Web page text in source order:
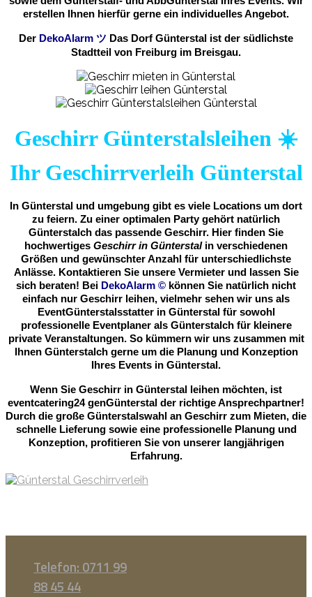
erstellen Ihnen hierfür gerne ein individuelles Angebot.
Der DekoAlarm ツ Das Dorf Günterstal ist der südlichste
Stadtteil von Freiburg im Breisgau.
Geschirr Günterstalsleihen ☀️
Ihr Geschirrverleih Günterstal
In Günterstal und umgebung gibt es viele Locations um dort
zu feiern. Zu einer optimalen Party gehört natürlich
Günterstalch das passende Geschirr. Hier finden Sie
hochwertiges Geschirr in Günterstalin verschiedenen
Größen und gewünschter Anzahl für unterschiedlichste
Anlässe. Kontaktieren Sie unsere Vermieter und lassen Sie
sich beraten! Bei DekoAlarm © können Sie natürlich nicht
einfach nur Geschirr leihen, vielmehr sehen wir uns als
EventGünterstalsstatter in Günterstal für sowohl
professionelle Eventplaner als Günterstalch für kleinere
private Veranstaltungen. So kümmern wir uns zusammen mit
Ihnen Günterstalch gerne um die Planung und Konzeption
Ihres Events in Günterstal.
Wenn Sie Geschirr in Günterstal leihen möchten, ist
eventcatering24 genGünterstal der richtige Ansprechpartner!
Durch die große Günterstalswahl an Geschirr zum Mieten, die
schnelle Lieferung sowie eine professionelle Planung und
Konzeption, profitieren Sie von unserer langjährigen
Erfahrung.
Telefon: 0711 99
88 45 44